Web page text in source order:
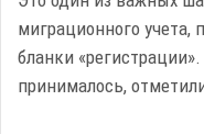
миграционного
бланки
принималось,